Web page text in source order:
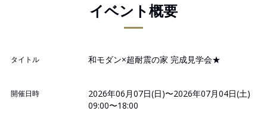
イベント概要
タイトル 和モダン×超耐震の家 完成見学会★
開催日時
2026年06月07日(日)〜2026年07月04日(土)
09:00〜18:00